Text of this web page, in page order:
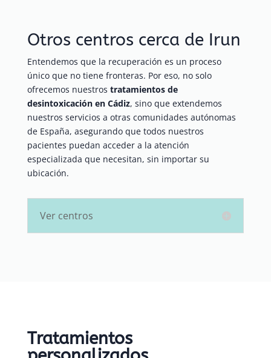
Otros centros cerca de Irun
Entendemos que la recuperación es un proceso
único que no tiene fronteras. Por eso, no solo
ofrecemos nuestros tratamientos de
desintoxicación en Cádiz, sino que extendemos
nuestros servicios a otras comunidades autónomas
de España, asegurando que todos nuestros
pacientes puedan acceder a la atención
especializada que necesitan, sin importar su
ubicación.
Ver centros
Tratamientos